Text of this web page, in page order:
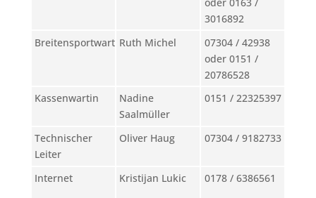
3016892
BreitensportwartinRuth Michel
07304 / 42938
oder 0151 /
20786528
Kassenwartin
Nadine
Saalmüller
0151 / 22325397
Technischer
Leiter
Oliver Haug 07304 / 9182733
Internet Kristijan Lukic 0178 / 6386561